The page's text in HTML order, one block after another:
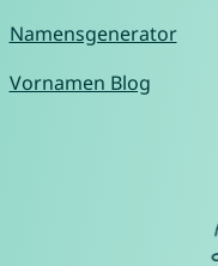
Namensgenerator
Vornamen Blog